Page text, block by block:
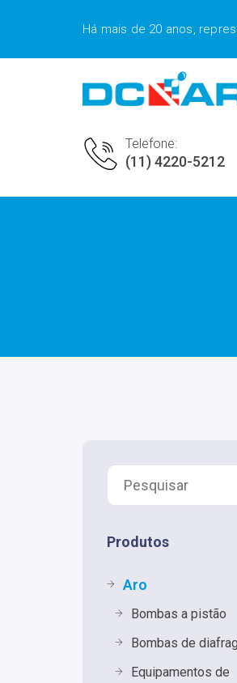
Há mais de 20 anos,
Telefone:
(11) 4220-5212
Produtos
Aro
Bombas a pistão
Bombas de
Equipamentos de